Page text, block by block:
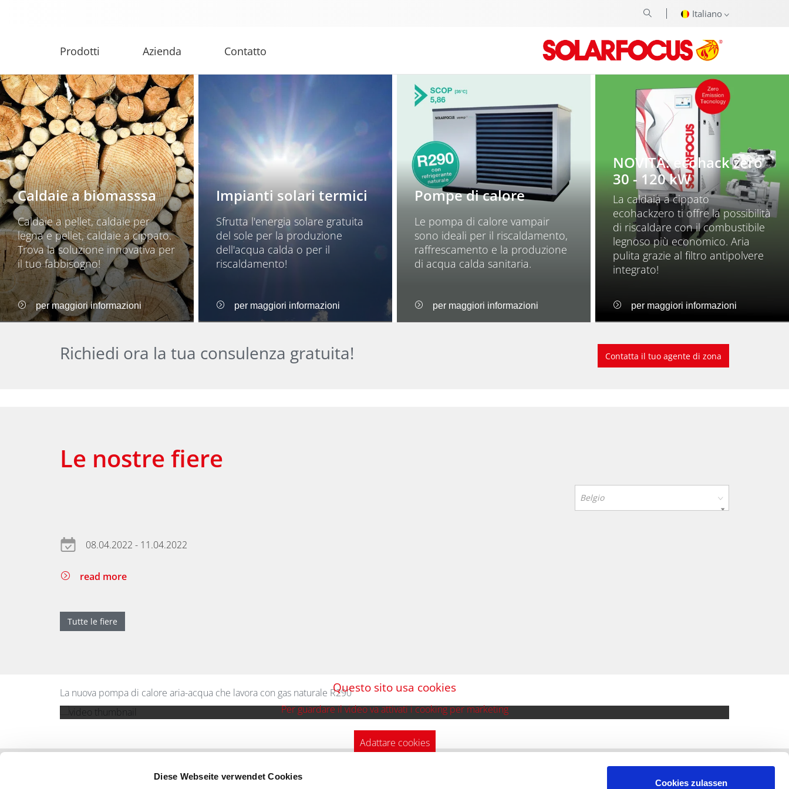
Diese Webseite verwendet Cookies
Cookies zulassen
Caldaie a biomasssa
Caldaie a pellet, caldaie per
legna e pellet, caldaie a cippato.
Trova la soluzione innovativa per
il tuo fabbisogno!
per maggiori informazioni
Impianti solari termici
Sfrutta l'energia solare gratuita
del sole per la produzione
dell'acqua calda o per il
riscaldamento!
per maggiori informazioni
Pompe di calore
Le pompa di calore vampair
sono ideali per il riscaldamento,
raffrescamento e la produzione
di acqua calda sanitaria.
per maggiori informazioni
NOVITÀ: ecohack zero
30 - 120 kW
La caldaia a cippato
ecohackzero ti offre la possibilità
di riscaldare con il combustibile
legnoso più economico. Aria
pulita grazie al filtro antipolvere
integrato!
per maggiori informazioni
Richiedi ora la tua consulenza gratuita! Contatta il tuo agente di zona
Le nostre fiere
Belgio
08.04.2022 - 11.04.2022
read more
Tutte le fiere
La nuova pompa di calore aria-acqua che lavora con gas naturale R290Questo sito usa cookies
Per guardare il video va attivati i cooking per marketing
Adattare cookies
Italiano
Prodotti Azienda Contatto